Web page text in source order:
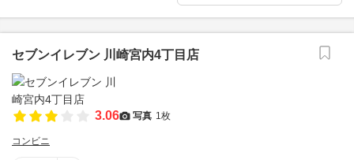
セブンイレブン 川崎宮内4丁目店
3.06 写真 1枚
コンビニ